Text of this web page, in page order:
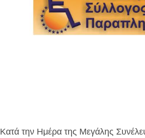
ΕΠΙΚΟΙΝΩΝΙΑ
Κατά την Ημέρα της Μεγάλης